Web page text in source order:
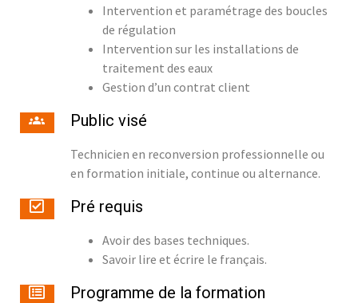
Intervention et paramétrage des boucles
de régulation
Intervention sur les installations de
traitement des eaux
Gestion d’un contrat client
Public visé
Technicien en reconversion professionnelle ou
en formation initiale, continue ou alternance.
Pré requis
Avoir des bases techniques.
Savoir lire et écrire le français.
Programme de la formation